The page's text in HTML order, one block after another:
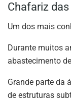
Chafariz
Um dos mais
Durante muitos
abastecimento
Grande parte da
de estruturas